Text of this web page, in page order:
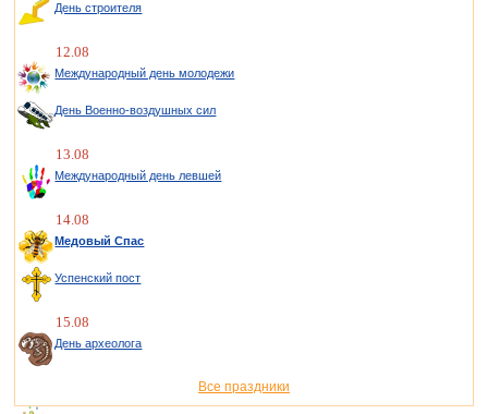
День строителя
12.08
Международный день молодежи
День Военно-воздушных сил
13.08
Международный день левшей
14.08
Медовый Спас
Успенский пост
15.08
День археолога
Все праздники